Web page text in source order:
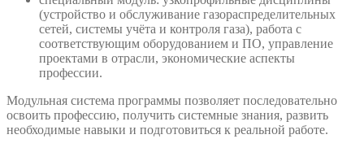
(устройство и обслуживание газораспределительных
сетей, системы учёта и контроля газа), работа с
соответствующим оборудованием и ПО, управление
проектами в отрасли, экономические аспекты
профессии.
Модульная система программы позволяет последовательно
освоить профессию, получить системные знания, развить
необходимые навыки и подготовиться к реальной работе.